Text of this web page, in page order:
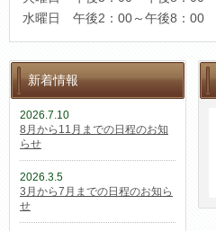
水曜日 午後2：00～午後8：00
新着情報
2026.7.10
8月から11月までの日程のお知
らせ
2026.3.5
3月から7月までの日程のお知ら
せ